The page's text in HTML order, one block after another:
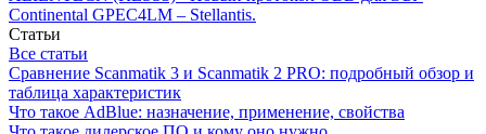
Continental GPEC4LM – Stellantis.
Статьи
Все статьи
Сравнение Scanmatik 3 и Scanmatik 2 PRO: подробный обзор и
таблица характеристик
Что такое AdBlue: назначение, применение, свойства